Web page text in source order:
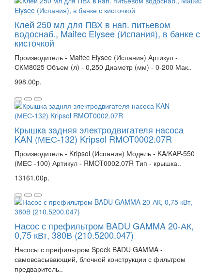
Клей 250 мл для ПВХ в нап. питьевом
водоснаб., Maitec Elysee (Испания), в банке с
кисточкой
Производитель - Maitec Elysee (Испания) Артикул -
СКМ8025 Объем (л) - 0,250 Диаметр (мм) - 0-200 Мак..
998.00р.
Крышка задняя электродвигателя насоса
KAN (МЕС-132) Kripsol RMOT0002.07R
Производитель - Kripsol (Испания) Модель - KA/KAP-550
(МЕС -100) Артикул - RMOT0002.07R Тип - крышка..
13161.00р.
Насос с префильтром BADU GAMMA 20-АК,
0,75 кВт, 380В (210.5200.047)
Насосы с префильтром Speck BADU GAMMA -
самовсасывающий, блочной конструкции с фильтром
предваритель..